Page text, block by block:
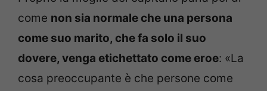
come non sia normale che una persona
come suo marito, che fa solo il suo
dovere, venga etichettato come eroe: «La
cosa preoccupante è che persone come